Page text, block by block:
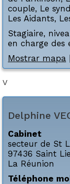
couple, Le
Les Aidants,
Stagiaire,
en charge des
Mostrar mapa |
V
Delphine
Cabinet
secteur de St
97436 Saint
La Réunion
Téléphone